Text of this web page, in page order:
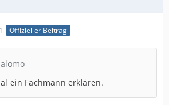
Offizieller Beitrag
ein Fachmann erklären.